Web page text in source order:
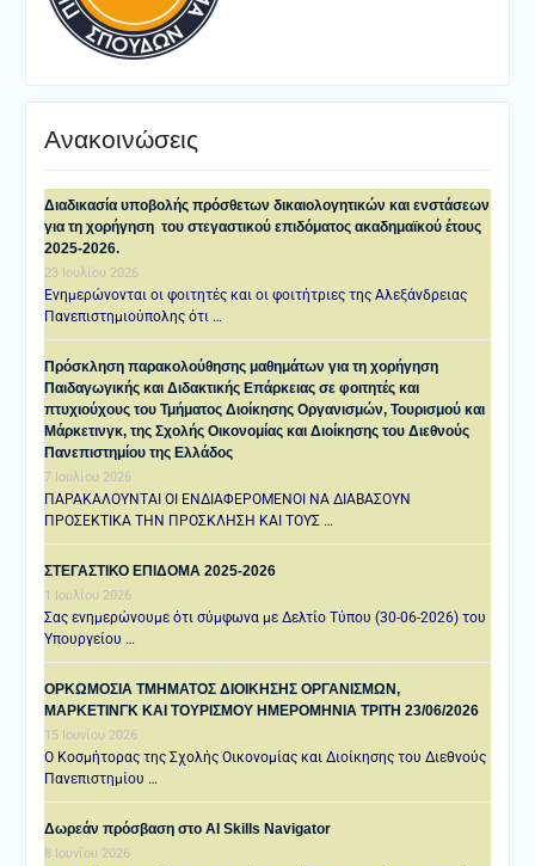
Ανακοινώσεις
Διαδικασία υποβολής πρόσθετων δικαιολογητικών και ενστάσεων
για τη χορήγηση του στεγαστικού επιδόματος ακαδημαϊκού έτους
2025-2026.
23 Ιουλίου 2026
Ενημερώνονται οι φοιτητές και οι φοιτήτριες της Αλεξάνδρειας
Πανεπιστημιούπολης ότι …
Πρόσκληση παρακολούθησης μαθημάτων για τη χορήγηση
Παιδαγωγικής και Διδακτικής Επάρκειας σε φοιτητές και
πτυχιούχους του Τμήματος Διοίκησης Οργανισμών, Τουρισμού και
Μάρκετινγκ, της Σχολής Οικονομίας και Διοίκησης του Διεθνούς
Πανεπιστημίου της Ελλάδος
7 Ιουλίου 2026
ΠΑΡΑΚΑΛΟΥΝΤΑΙ ΟΙ ΕΝΔΙΑΦΕΡΟΜΕΝΟΙ ΝΑ ΔΙΑΒΑΣΟΥΝ
ΠΡΟΣΕΚΤΙΚΑ ΤΗΝ ΠΡΟΣΚΛΗΣΗ ΚΑΙ ΤΟΥΣ …
ΣΤΕΓΑΣΤΙΚΟ ΕΠΙΔΟΜΑ 2025-2026
1 Ιουλίου 2026
Σας ενημερώνουμε ότι σύμφωνα με Δελτίο Τύπου (30-06-2026) του
Υπουργείου …
ΟΡΚΩΜΟΣΙΑ ΤΜΗΜΑΤΟΣ ΔΙΟΙΚΗΣΗΣ ΟΡΓΑΝΙΣΜΩΝ,
ΜΑΡΚΕΤΙΝΓΚ ΚΑΙ ΤΟΥΡΙΣΜΟΥ ΗΜΕΡΟΜΗΝΙΑ TΡΙΤΗ 23/06/2026
15 Ιουνίου 2026
Ο Κοσμήτορας της Σχολής Οικονομίας και Διοίκησης του Διεθνούς
Πανεπιστημίου …
Δωρεάν πρόσβαση στο AI Skills Navigator
8 Ιουνίου 2026